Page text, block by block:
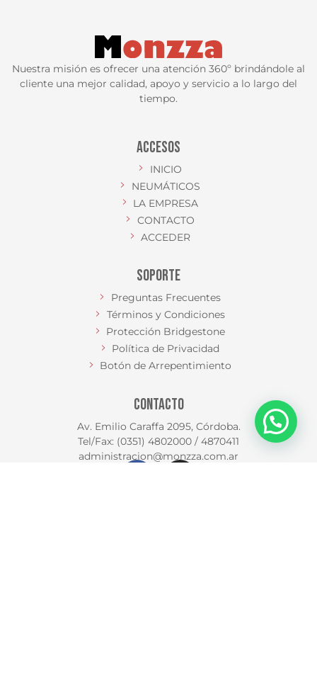
Nuestra misión es ofrecer una atención 360º brindándole al
cliente una mejor calidad, apoyo y servicio a lo largo del
tiempo.
ACCESOS
INICIO
NEUMÁTICOS
LA EMPRESA
CONTACTO
ACCEDER
SOPORTE
Preguntas Frecuentes
Términos y Condiciones
Protección Bridgestone
Política de Privacidad
Botón de Arrepentimiento
CONTACTO
Av. Emilio Caraffa 2095, Córdoba.
Tel/Fax: (0351) 4802000 / 4870411
administracion@monzza.com.ar